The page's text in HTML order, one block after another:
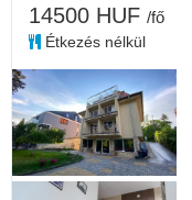
14500 HUF /fő
Étkezés nélkül